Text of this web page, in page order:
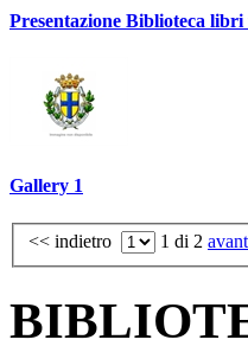
Presentazione Biblioteca
Gallery 1
<< indietro 1 di 2